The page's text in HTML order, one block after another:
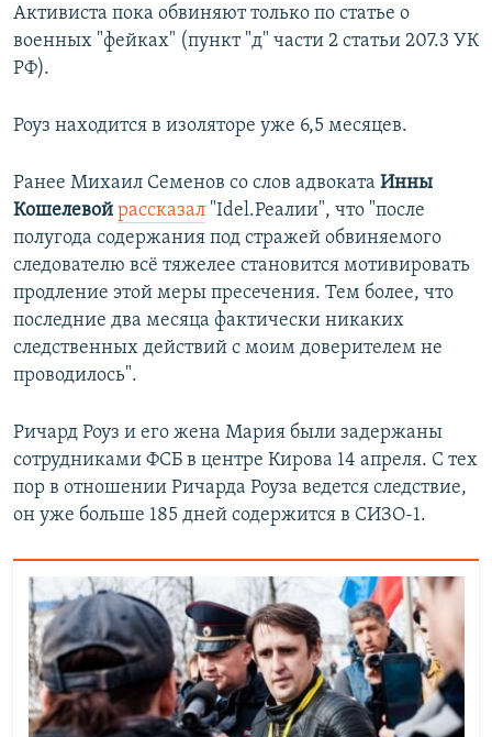
Активиста пока обвиняют только по статье о
военных "фейках" (пункт "д" части 2 статьи 207.3 УК
РФ).
Роуз находится в изоляторе уже 6,5 месяцев.
Ранее Михаил Семенов со слов адвоката Инны
Кошелевой рассказал "Idel.Реалии", что "после
полугода содержания под стражей обвиняемого
следователю всё тяжелее становится мотивировать
продление этой меры пресечения. Тем более, что
последние два месяца фактически никаких
следственных действий с моим доверителем не
проводилось".
Ричард Роуз и его жена Мария были задержаны
сотрудниками ФСБ в центре Кирова 14 апреля. С тех
пор в отношении Ричарда Роуза ведется следствие,
он уже больше 185 дней содержится в СИЗО-1.